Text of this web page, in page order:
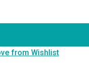
from Wishlist